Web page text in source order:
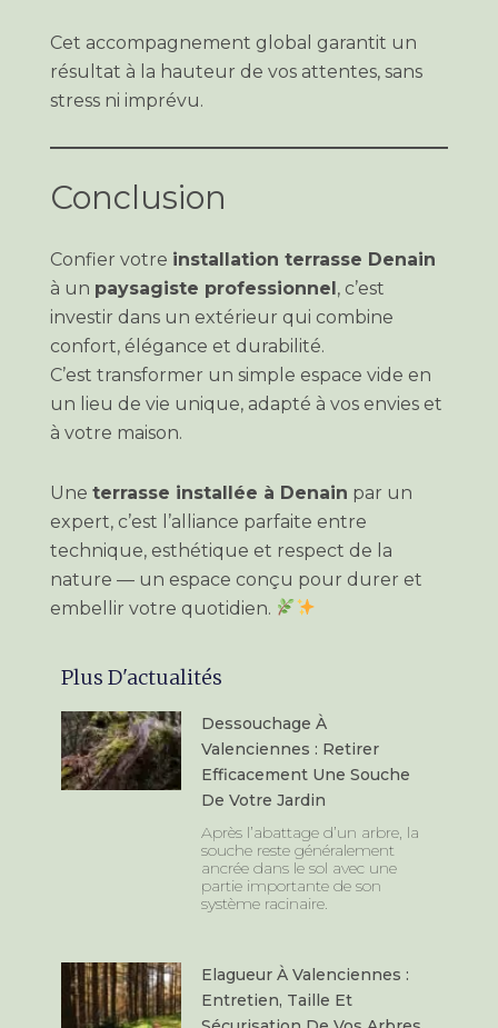
Cet accompagnement global garantit un
résultat à la hauteur de vos attentes, sans
stress ni imprévu.
Conclusion
Confier votre installation terrasse Denain
à un paysagiste professionnel, c’est
investir dans un extérieur qui combine
confort, élégance et durabilité.
C’est transformer un simple espace vide en
un lieu de vie unique, adapté à vos envies et
à votre maison.
Une terrasse installée à Denain par un
expert, c’est l’alliance parfaite entre
technique, esthétique et respect de la
nature — un espace conçu pour durer et
embellir votre quotidien.
Plus D'actualités
Dessouchage À
Valenciennes : Retirer
Efficacement Une Souche
De Votre Jardin
Après l’abattage d’un arbre, la
souche reste généralement
ancrée dans le sol avec une
partie importante de son
système racinaire.
Elagueur À Valenciennes :
Entretien, Taille Et